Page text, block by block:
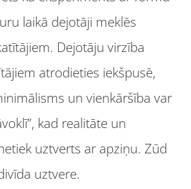
laikā dejotāji meklēs
Dejotāju virzība
atrodieties iekšpusē,
un vienkāršība var
kad realitāte un
uztverts ar apziņu. Zūd
uztvere.